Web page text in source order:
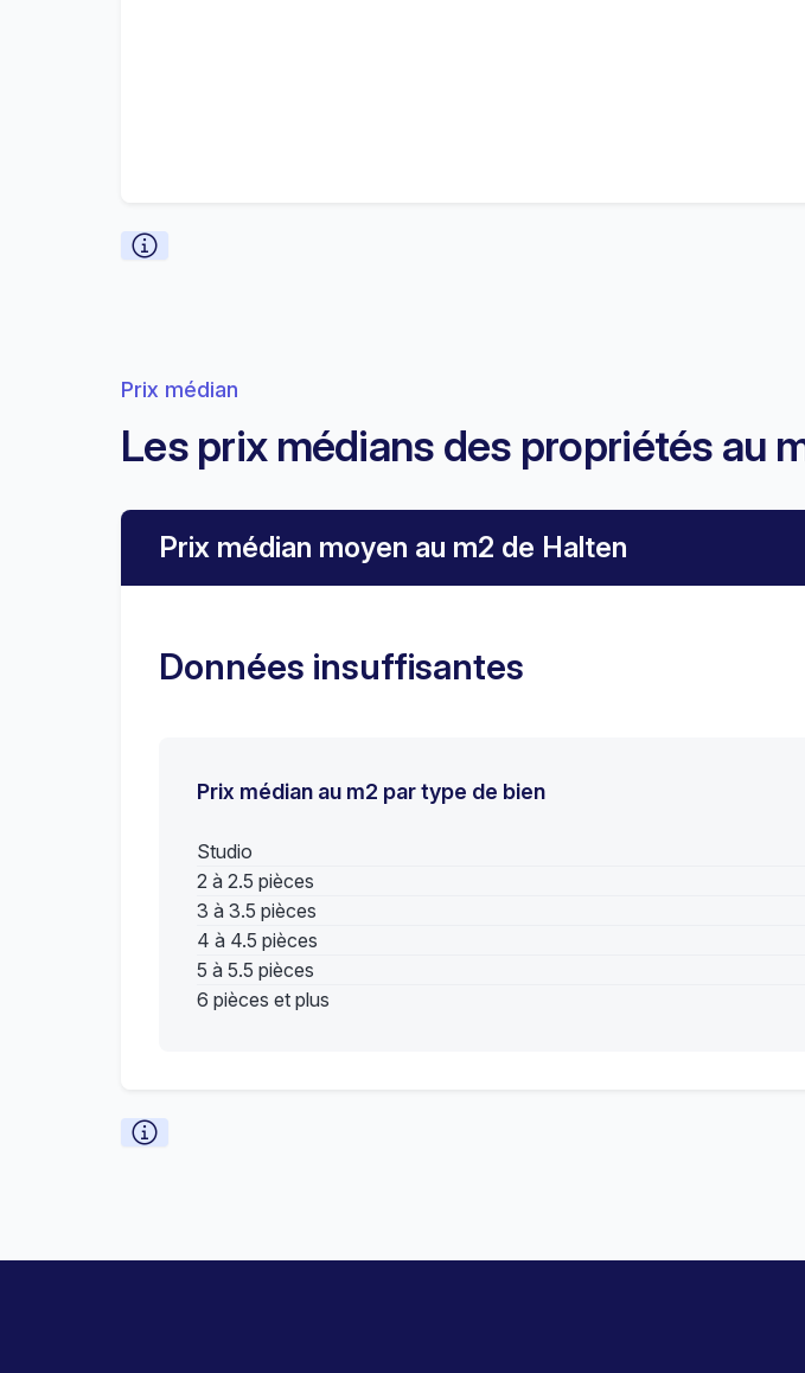
Prix médian
Les prix médians des propriétés au
Prix médian moyen au m2 de Halten
Données insuffisantes
Prix médian au m2 par type de bien
Studio
2 à 2.5 pièces
3 à 3.5 pièces
4 à 4.5 pièces
5 à 5.5 pièces
6 pièces et plus